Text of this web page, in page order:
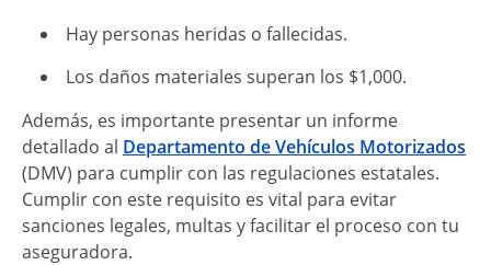
Hay personas heridas o fallecidas.
Los daños materiales superan los $1,000.
Además, es importante presentar un informe
detallado al Departamento de Vehículos Motorizados
(DMV) para cumplir con las regulaciones estatales.
Cumplir con este requisito es vital para evitar
sanciones legales, multas y facilitar el proceso con tu
aseguradora.